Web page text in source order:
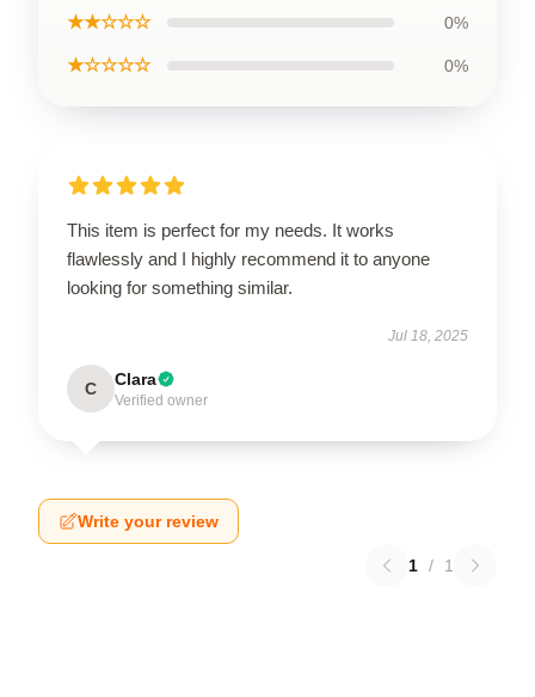
★★☆☆☆ 0%
★☆☆☆☆ 0%
This item is perfect for my needs. It works
flawlessly and I highly recommend it to anyone
looking for something similar.
Jul 18, 2025
C Clara
Verified owner
Write your review
1 / 1